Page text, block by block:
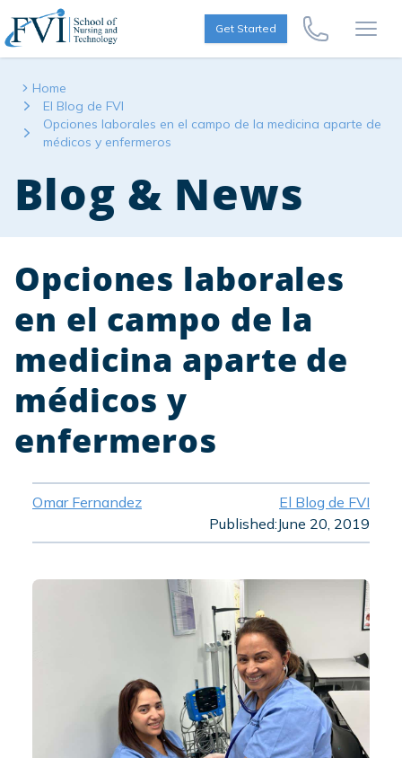
Skip to content
FVI School of Nursing
Get Started
Call Us Now
Home
El Blog de FVI
Opciones laborales en el campo de la medicina aparte de
médicos y enfermeros
Blog & News
Opciones laborales
en el campo de la
medicina aparte de
médicos y
enfermeros
Omar Fernandez
El Blog de FVI
Published:June 20, 2019